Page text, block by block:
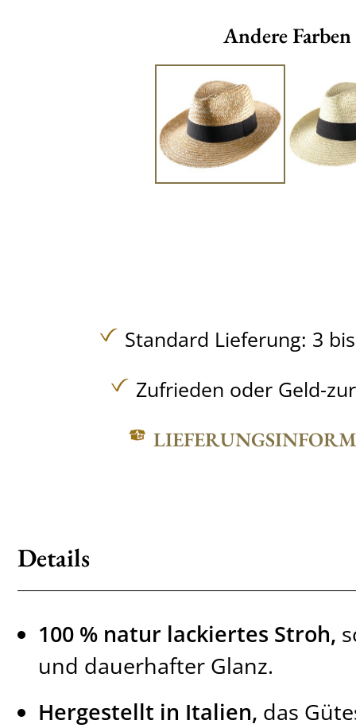
Andere Farben
Standard Lieferung: 3
Zufrieden oder Geld-
Details
100 % natur lackiertes Stroh,
und dauerhafter Glanz.
Hergestellt in Italien, das